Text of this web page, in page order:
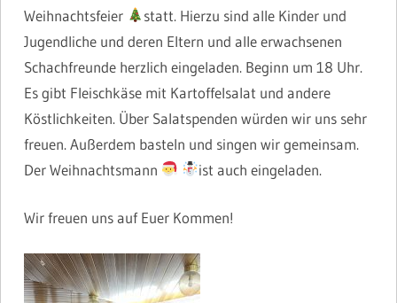
Weihnachtsfeier
statt. Hierzu sind alle Kinder und
Jugendliche und deren Eltern und alle erwachsenen
Schachfreunde herzlich eingeladen. Beginn um 18 Uhr.
Es gibt Fleischkäse mit Kartoffelsalat und andere
Köstlichkeiten. Über Salatspenden würden wir uns sehr
freuen. Außerdem basteln und singen wir gemeinsam.
Der Weihnachtsmann
ist auch eingeladen.
Wir freuen uns auf Euer Kommen!